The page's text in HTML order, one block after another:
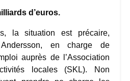
d’euros.
la situation est précaire,
en charge de
auprès de l’Association
locales (SKL). Non